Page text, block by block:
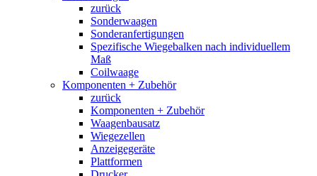
zurück
Sonderwaagen
Sonderanfertigungen
Spezifische Wiegebalken nach individuellem
Maß
Coilwaage
Komponenten + Zubehör
zurück
Komponenten + Zubehör
Waagenbausatz
Wiegezellen
Anzeigegeräte
Plattformen